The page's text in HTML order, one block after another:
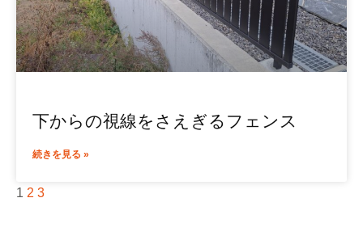
下からの視線をさえぎるフェンス
続きを見る »
1 2 3